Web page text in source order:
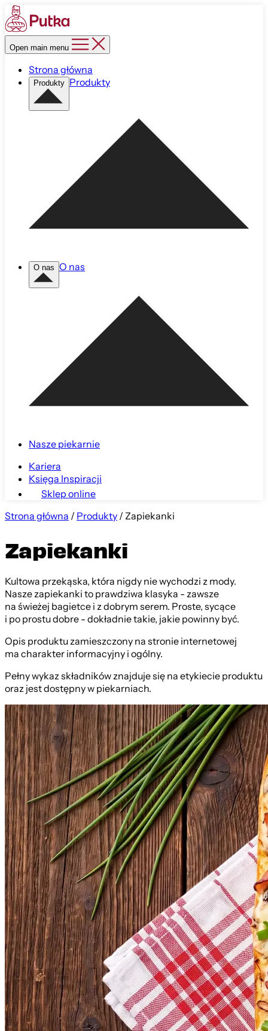
Open main menu
Strona główna
Produkty Produkty
O nas O nas
Nasze piekarnie
Kariera
Księga Inspiracji
Sklep online
Strona główna / Produkty/ Zapiekanki
Zapiekanki
Kultowa przekąska, która nigdy nie wychodzi z mody.
Nasze zapiekanki to prawdziwa klasyka - zawsze
na świeżej bagietce i z dobrym serem. Proste, sycące
i po prostu dobre - dokładnie takie, jakie powinny być.
Opis produktu zamieszczony na stronie internetowej
ma charakter informacyjny i ogólny.
Pełny wykaz składników znajduje się na etykiecie produktu
oraz jest dostępny w piekarniach.